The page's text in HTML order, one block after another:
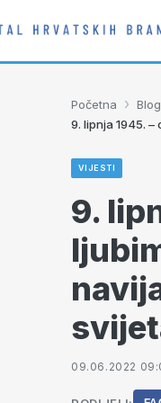
Početna › Blog
9. lipnja 1945.
VIJESTI
9.
09.06.2022